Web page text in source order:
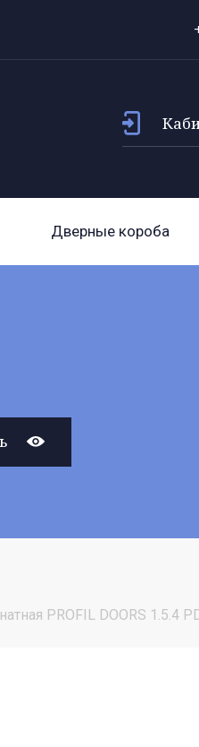
Дверные короба
PROFIL DOORS 1.5.4